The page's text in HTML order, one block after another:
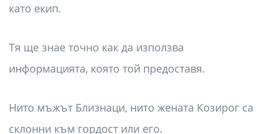
като екип.
Тя ще знае точно как да използва
информацията, която той предоставя.
Нито мъжът Близнаци, нито жената Козирог са
склонни към гордост или его.